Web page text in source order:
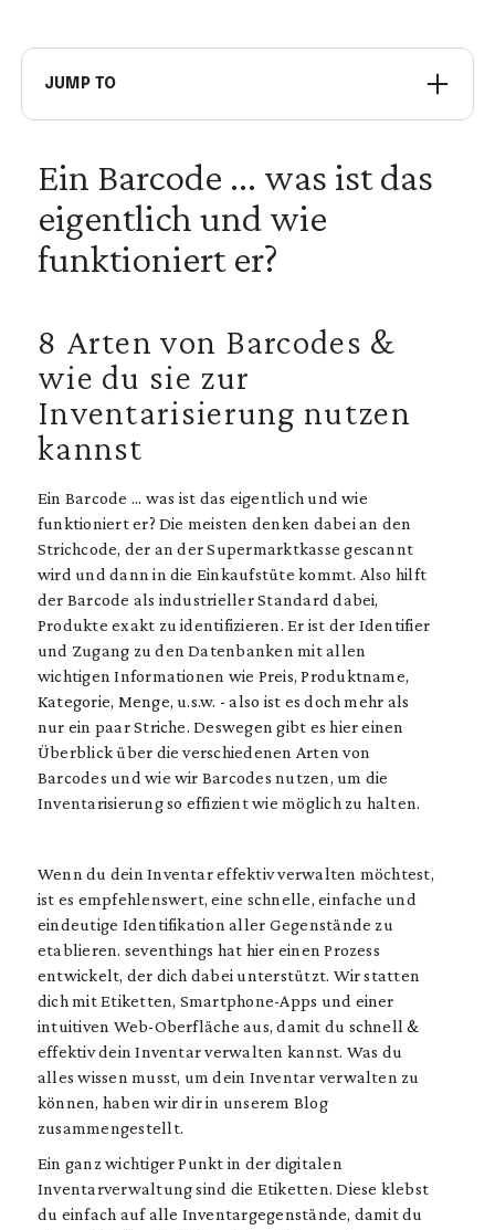
JUMP TO
Zwei-Dimensionale Codes
Warum nutzt seventhings Barcodes und welche
Barcodes benutzen wir?
Ein Barcode ... was ist das
eigentlich und wie
funktioniert er?
8 Arten von Barcodes &
wie du sie zur
Inventarisierung nutzen
kannst
Ein Barcode ... was ist das eigentlich und wie
funktioniert er? Die meisten denken dabei an den
Strichcode, der an der Supermarktkasse gescannt
wird und dann in die Einkaufstüte kommt. Also hilft
der Barcode als industrieller Standard dabei,
Produkte exakt zu identifizieren. Er ist der Identifier
und Zugang zu den Datenbanken mit allen
wichtigen Informationen wie Preis, Produktname,
Kategorie, Menge, u.s.w. - also ist es doch mehr als
nur ein paar Striche. Deswegen gibt es hier einen
Überblick über die verschiedenen Arten von
Barcodes und wie wir Barcodes nutzen, um die
Inventarisierung so effizient wie möglich zu halten.
Wenn du dein Inventar effektiv verwalten möchtest,
ist es empfehlenswert, eine schnelle, einfache und
eindeutige Identifikation aller Gegenstände zu
etablieren. seventhings hat hier einen Prozess
entwickelt, der dich dabei unterstützt. Wir statten
dich mit Etiketten, Smartphone-Apps und einer
intuitiven Web-Oberfläche aus, damit du schnell &
effektiv dein Inventar verwalten kannst. Was du
alles wissen musst, um dein Inventar verwalten zu
können, haben wir dir in unserem Blog
zusammengestellt.
Ein ganz wichtiger Punkt in der digitalen
Inventarverwaltung sind die Etiketten. Diese klebst
du einfach auf alle Inventargegenstände, damit du